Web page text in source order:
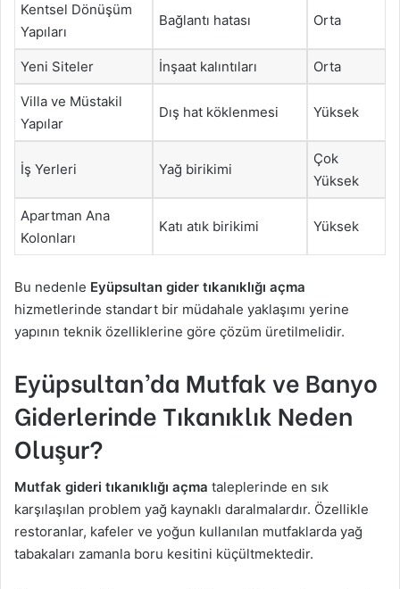
Kentsel Dönüşüm
Yapıları
Bağlantı hatası Orta
Yeni Siteler İnşaat kalıntıları Orta
Villa ve Müstakil
Yapılar
Dış hat köklenmesi Yüksek
İş Yerleri Yağ birikimi
Çok
Yüksek
Apartman Ana
Kolonları
Katı atık birikimi Yüksek
Bu nedenle Eyüpsultan gider tıkanıklığı açma
hizmetlerinde standart bir müdahale yaklaşımı yerine
yapının teknik özelliklerine göre çözüm üretilmelidir.
Eyüpsultan’da Mutfak ve Banyo
Giderlerinde Tıkanıklık Neden
Oluşur?
Mutfak gideri tıkanıklığı açma taleplerinde en sık
karşılaşılan problem yağ kaynaklı daralmalardır. Özellikle
restoranlar, kafeler ve yoğun kullanılan mutfaklarda yağ
tabakaları zamanla boru kesitini küçültmektedir.